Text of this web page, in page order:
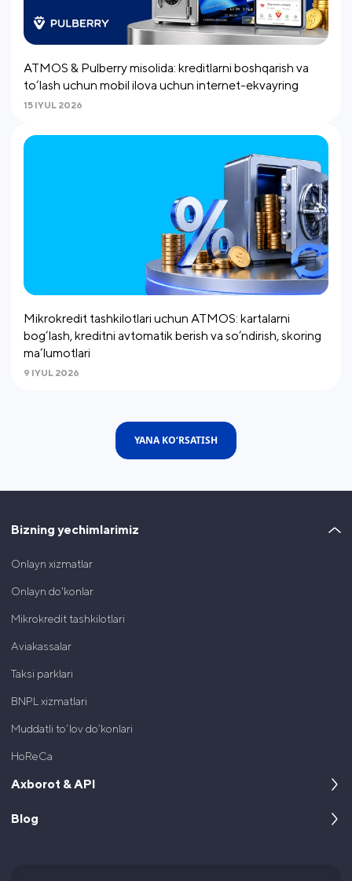
ATMOS & Pulberry misolida: kreditlarni boshqarish va
to‘lash uchun mobil ilova uchun internet-ekvayring
15 IYUL 2026
Mikrokredit tashkilotlari uchun ATMOS: kartalarni
bog‘lash, kreditni avtomatik berish va so’ndirish, skoring
ma’lumotlari
9 IYUL 2026
YANA KO‘RSATISH
Bizning yechimlarimiz
Onlayn xizmatlar
Onlayn do'konlar
Mikrokredit tashkilotlari
Aviakassalar
Taksi parklari
BNPL xizmatlari
Muddatli to’lov do’konlari
HoReCa
Axborot & API
Kompaniya haqida
Blog